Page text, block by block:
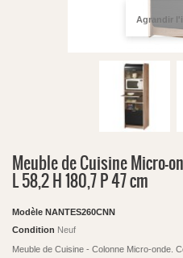
Agrandir
Meuble de Cuisine Micro-
L 58,2 H 180,7 P 47 cm
Modèle NANTES260CNN
Condition Neuf
Meuble de Cuisine - Colonne Micro-onde.